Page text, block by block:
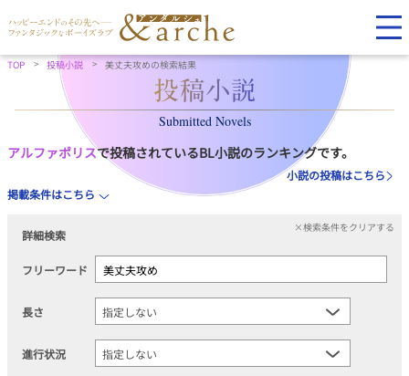
TOP 投稿小説 美丈夫攻めの検索結果
Submitted Novels
アルファポリスで投稿されているBL小説のランキングです。
小説の投稿はこちら
掲載条件はこちら
詳細検索
×検索条件をクリアする
フリーワード
長さ
進行状況